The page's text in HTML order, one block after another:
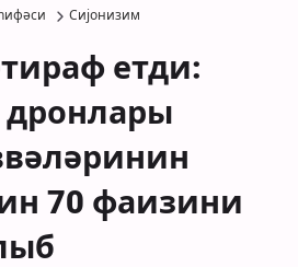
Сијонизим
етди:
дронлары
70 фаизини